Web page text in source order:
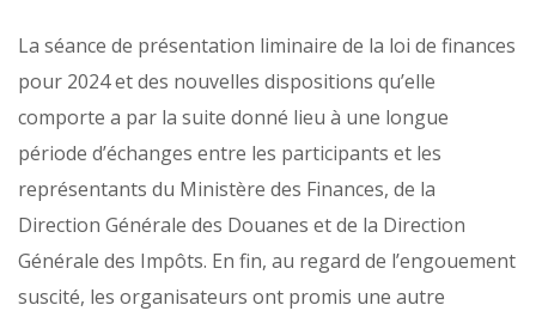
La séance de présentation liminaire de la loi de finances
pour 2024 et des nouvelles dispositions qu’elle
comporte a par la suite donné lieu à une longue
période d’échanges entre les participants et les
représentants du Ministère des Finances, de la
Direction Générale des Douanes et de la Direction
Générale des Impôts. En fin, au regard de l’engouement
suscité, les organisateurs ont promis une autre